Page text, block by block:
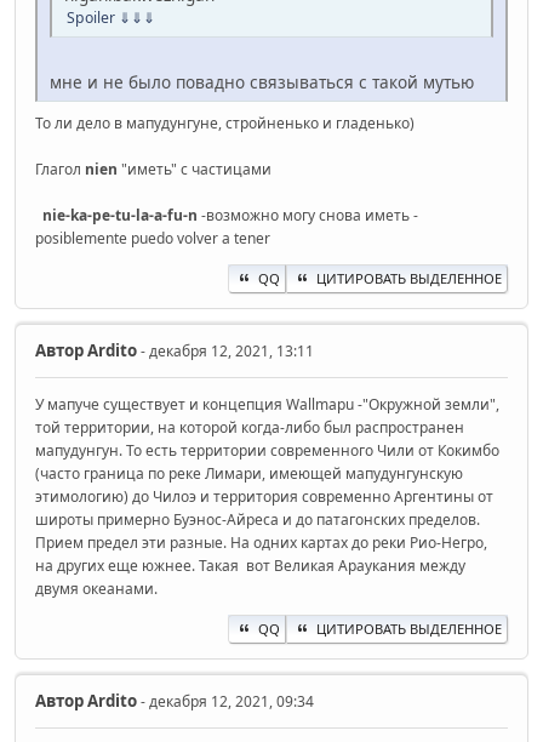
Spoiler ⇓⇓⇓
мне и не было повадно связываться с такой мутью
То ли дело в мапудунгуне, стройненько и гладенько)
Глагол nien "иметь" с частицами
nie-ka-pe-tu-la-a-fu-n -возможно могу снова иметь -
posiblemente puedo volver a tener
QQ ЦИТИРОВАТЬ ВЫДЕЛЕННОЕ
АвторArdito- декабря 12, 2021, 13:11
У мапуче существует и концепция Wallmapu -"Окружной земли",
той территории, на которой когда-либо был распространен
мапудунгун. То есть территории современного Чили от Кокимбо
(часто граница по реке Лимари, имеющей мапудунгунскую
этимологию) до Чилоэ и территория современно Аргентины от
широты примерно Буэнос-Айреса и до патагонских пределов.
Прием предел эти разные. На одних картах до реки Рио-Негро,
на других еще южнее. Такая вот Великая Араукания между
двумя океанами.
QQ ЦИТИРОВАТЬ ВЫДЕЛЕННОЕ
АвторArdito- декабря 12, 2021, 09:34